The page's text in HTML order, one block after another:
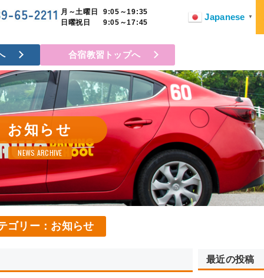
月～土曜日
9:05～19:35
日曜祝日
9:05～17:45
Japanese ▼
合宿教習トップへ
お知らせ
NEWS ARCHIVE
ゴリー：お知らせ
最近の投稿